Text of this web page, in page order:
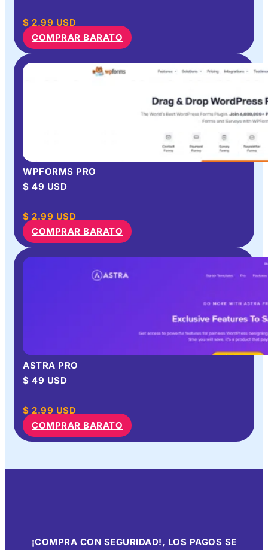
$ 2.99 USD
COMPRAR BARATO
WPFORMS PRO
$ 49 USD
$ 2.99 USD
COMPRAR BARATO
ASTRA PRO
$ 49 USD
$ 2.99 USD
COMPRAR BARATO
¡COMPRA CON SEGURIDAD!, LOS PAGOS SE